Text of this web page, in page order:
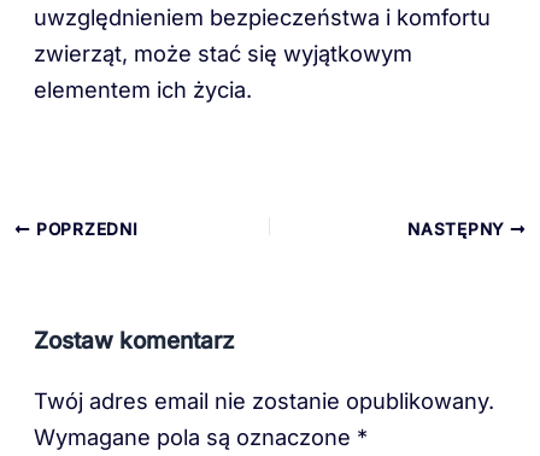
uwzględnieniem bezpieczeństwa i komfortu
zwierząt, może stać się wyjątkowym
elementem ich życia.
POPRZEDNI NASTĘPNY
Zostaw komentarz
Twój adres email nie zostanie opublikowany.
Wymagane pola są oznaczone *